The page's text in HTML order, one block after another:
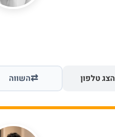
הצג טלפון ⇄השווה